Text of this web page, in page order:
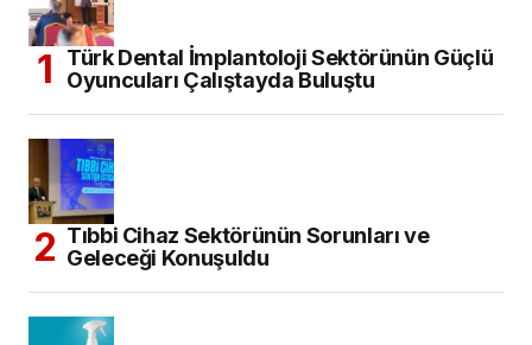
Türk Dental İmplantoloji Sektörünün Güçlü
Oyuncuları Çalıştayda Buluştu
Tıbbi Cihaz Sektörünün Sorunları ve
Geleceği Konuşuldu